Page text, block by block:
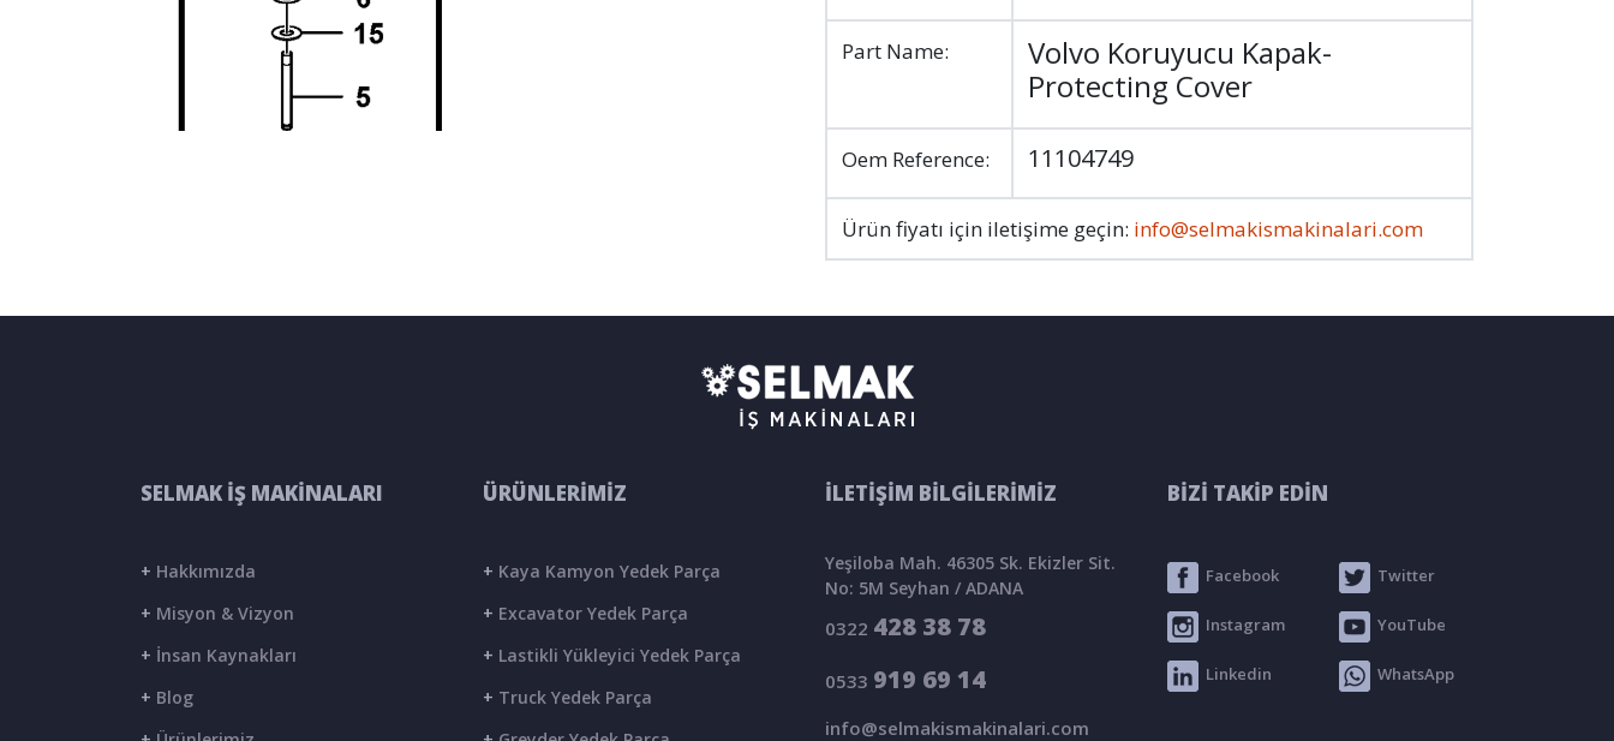
Part Name:
Volvo Koruyucu Kapak-
Protecting Cover
Oem Reference: 11104749
Ürün fiyatı için iletişime geçin: info@selmakismakinalari.com
SELMAK İŞ MAKİNALARI
+ Hakkımızda
+ Misyon & Vizyon
+ İnsan Kaynakları
+ Blog
ÜRÜNLERİMİZ
+ Kaya Kamyon Yedek Parça
+ Excavator Yedek Parça
+ Lastikli Yükleyici Yedek Parça
+ Truck Yedek Parça
İLETİŞİM BİLGİLERİMİZ
Yeşiloba Mah. 46305 Sk. Ekizler Sit.
No: 5M Seyhan / ADANA
0322 428 38 78
0533 919 69 14
info@selmakismakinalari.com
BİZİ TAKİP EDİN
Facebook Twitter
Instagram YouTube
Linkedin WhatsApp